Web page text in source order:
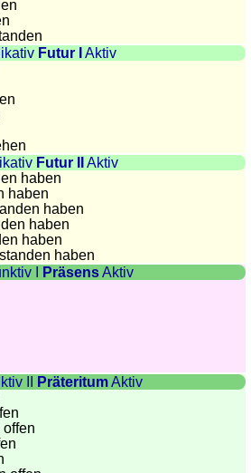
Futur I
Aktiv
Futur II
Aktiv
haben
haben
haben
haben
haben
haben
I
PräsensAktiv
II
PräteritumAktiv